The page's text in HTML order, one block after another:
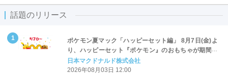
話題のリリース
ポケモン夏マック「ハッピーセット編」 8月7日(金)よ
り、ハッピーセット『ポケモン』のおもちゃが期間限
定登場
日本マクドナルド株式会社
2026年08月03日 12:00